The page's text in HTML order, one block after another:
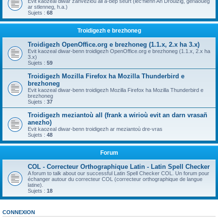
ar stlenneg, h.a.)
Sujets : 68
Troidigezh e brezhoneg
Troidigezh OpenOffice.org e brezhoneg (1.1.x, 2.x ha 3.x)
Evit kaozeal diwar-benn troidigezh OpenOffice.org e brezhoneg (1.1.x, 2.x ha
3.x)
Sujets : 59
Troidigezh Mozilla Firefox ha Mozilla Thunderbird e
brezhoneg
Evit kaozeal diwar-benn troidigezh Mozilla Firefox ha Mozilla Thunderbird e
brezhoneg
Sujets : 37
Troidigezh meziantoù all (frank a wirioù evit an darn vrasañ
anezho)
Evit kaozeal diwar-benn troidigezh ar meziantoù dre-vras
Sujets : 48
Forum
COL - Correcteur Orthographique Latin - Latin Spell Checker
A forum to talk about our successful Latin Spell Checker COL. Un forum pour
échanger autour du correcteur COL (correcteur orthographique de langue
latine).
Sujets : 18
CONNEXION